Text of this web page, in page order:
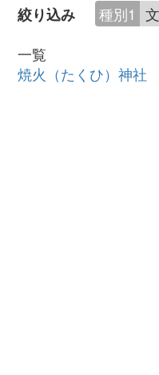
絞り込み 種別1
一覧
焼火（たくひ）神社